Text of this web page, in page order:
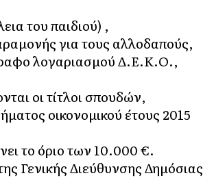
του παιδιού) ,
για τους αλλοδαπούς,
λογαριασμού Δ.Ε.Κ.Ο.,
οι τίτλοι σπουδών,
οικονομικού έτους 2015
το όριο των 10.000 €.
Γενικής Διεύθυνσης Δημόσιας